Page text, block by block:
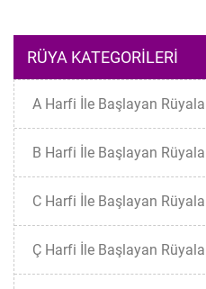
RÜYA KATEGORILERI
A Harfi İle Başlayan
B Harfi İle Başlayan
C Harfi İle Başlayan
Ç Harfi İle Başlayan